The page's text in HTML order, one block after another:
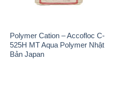
Polymer Cation – Accofloc C-
525H MT Aqua Polymer Nhật
Bản Japan